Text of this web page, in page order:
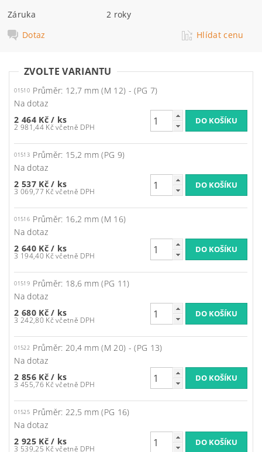
Záruka
2 roky
Dotaz
Hlídat cenu
ZVOLTE VARIANTU
01510 Průměr: 12,7 mm (M 12) - (PG 7)
Na dotaz
2 464 Kč/ ks
2 981,44 Kč včetně DPH
01513 Průměr: 15,2 mm (PG 9)
Na dotaz
2 537 Kč/ ks
3 069,77 Kč včetně DPH
01516 Průměr: 16,2 mm (M 16)
Na dotaz
2 640 Kč/ ks
3 194,40 Kč včetně DPH
01519 Průměr: 18,6 mm (PG 11)
Na dotaz
2 680 Kč/ ks
3 242,80 Kč včetně DPH
01522 Průměr: 20,4 mm (M 20) - (PG 13)
Na dotaz
2 856 Kč/ ks
3 455,76 Kč včetně DPH
01525 Průměr: 22,5 mm (PG 16)
Na dotaz
2 925 Kč/ ks
3 539,25 Kč včetně DPH